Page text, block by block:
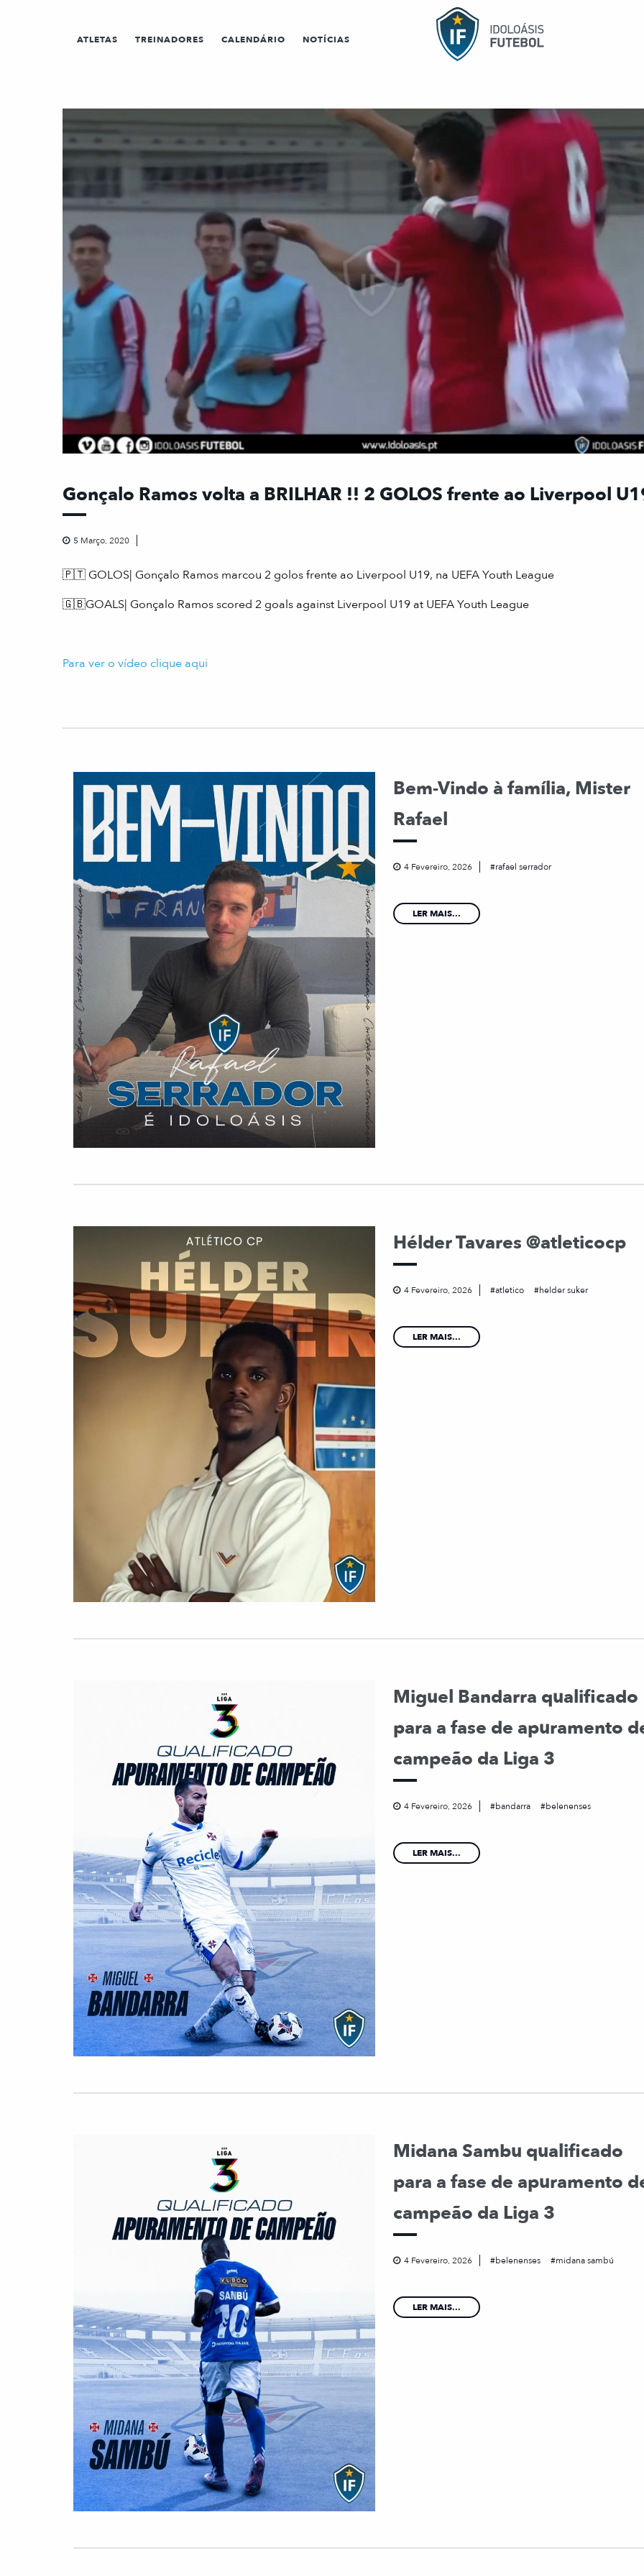
ATLETAS TREINADORES CALENDÁRIO NOTÍCIAS
Gonçalo Ramos volta a BRILHAR !! 2 GOLOS frente ao Liverpool
5 Março, 2020
🇵🇹 GOLOS| Gonçalo Ramos marcou 2 golos frente ao Liverpool U19, na UEFA Youth League
🇬🇧GOALS| Gonçalo Ramos scored 2 goals against Liverpool U19 at UEFA Youth League
Para ver o vídeo clique aqui
Bem-Vindo à família, Mister
Rafael
4 Fevereiro, 2026 rafael serrador
LER MAIS...
Hélder Tavares @atleticocp
4 Fevereiro, 2026 atletico helder suker
LER MAIS...
Miguel Bandarra qualificado
para a fase de apuramento
campeão da Liga 3
4 Fevereiro, 2026 bandarra belenenses
LER MAIS...
Midana Sambu qualificado
para a fase de apuramento
campeão da Liga 3
4 Fevereiro, 2026 belenenses midana sambú
LER MAIS...